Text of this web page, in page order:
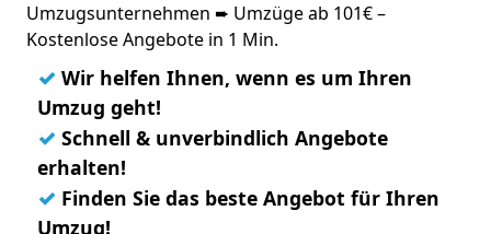
Umzugsunternehmen ➨ Umzüge ab 101€ –
Kostenlose Angebote in 1 Min.
✓ Wir helfen Ihnen, wenn es um Ihren
Umzug geht!
✓ Schnell & unverbindlich Angebote
erhalten!
✓ Finden Sie das beste Angebot für Ihren
Umzug!